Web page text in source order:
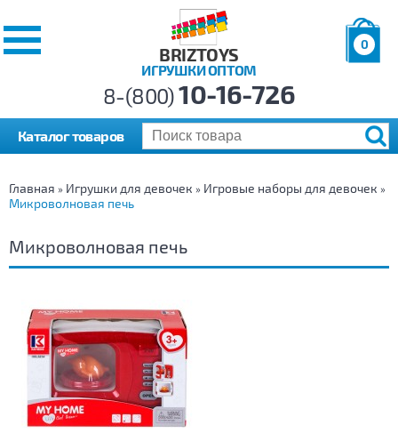
BRIZTOYS
ИГРУШКИ ОПТОМ
0
р.
8-(800)10-16-726
Каталог товаров
Главная » Игрушки для девочек » Игровые наборы для девочек »
Микроволновая печь
Микроволновая печь